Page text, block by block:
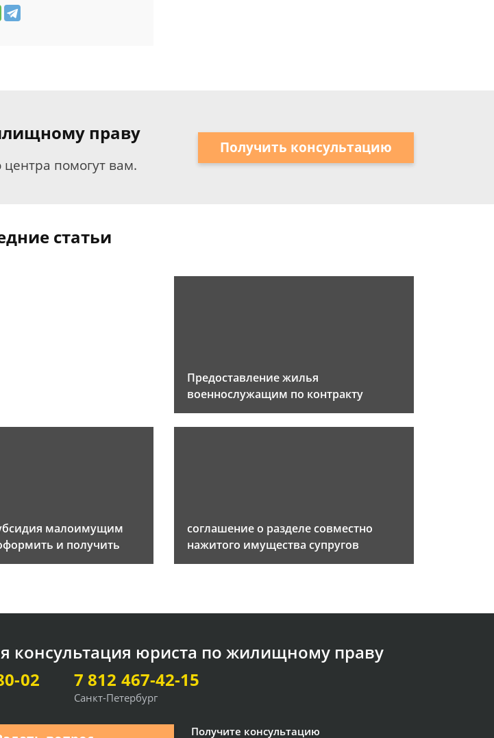
праву
помогут вам.
Получить консультацию
статьи
Предоставление жилья
военнослужащим по контракту
малоимущим
и получить
соглашение о разделе совместно
нажитого имущества супругов
консультация юриста по жилищному праву
02
7 812 467-42-15
Санкт-Петербург
Получите консультацию